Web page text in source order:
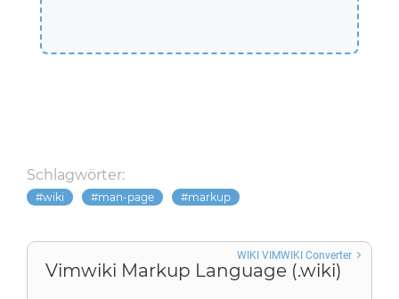
Schlagwörter:
wiki man-page markup
Vimwiki Markup Language (.wiki)
WIKI VIMWIKI Converter